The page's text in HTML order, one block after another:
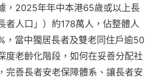
，2025年年中本港65歲或以上長
者人口」）約178萬人，佔整體人
，當中獨居長者及雙老同住戶逾50
度老齡化階段，如何在妥善分配社
完善長者安老保障體系、讓長者安